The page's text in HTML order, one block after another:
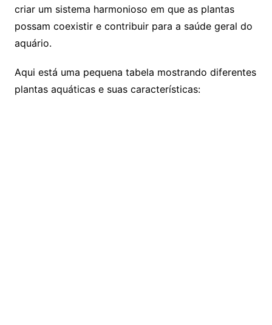
criar ‌um sistema ⁣harmonioso em que⁣ as⁢ plantas
⁣possam‌ coexistir e contribuir para a saúde geral do
aquário.
Aqui está uma pequena tabela mostrando diferentes
plantas aquáticas e suas características: